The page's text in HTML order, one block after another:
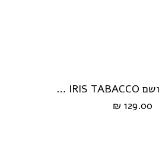
הוספה לעגלה נר בניחוח בושם IRIS TABACCO מבית Whick
129.00 ₪